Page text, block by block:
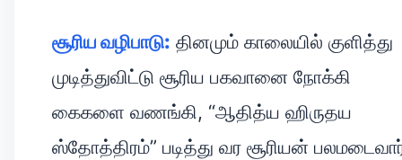
சூரிய வழிபாடு: தினமும் காலையில் குளித்து
முடித்துவிட்டு சூரிய பகவானை நோக்கி
கைகளை வணங்கி, “ஆதித்ய ஹிருதய
ஸ்தோத்திரம்” படித்து வர சூரியன்